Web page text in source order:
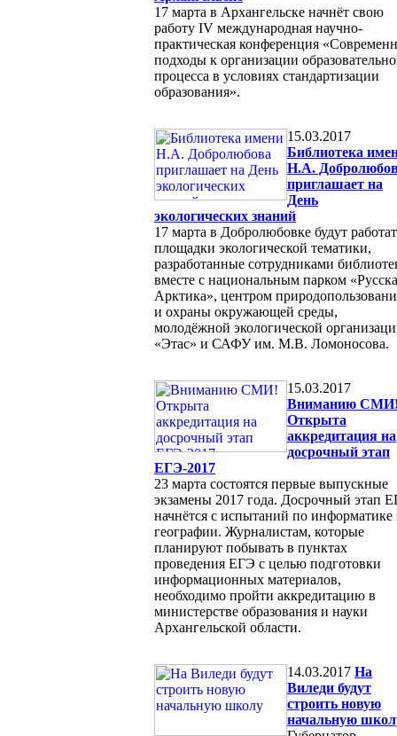
17 марта в Архангельске начнёт свою
работу IV международная научно-
практическая конференция
подходы к организации
процесса в условиях стандартизации
образования».
15.03.2017
Библиотека
Н.А.
приглашает на
День
экологических знаний
17 марта в Добролюбовке будут
площадки экологической тематики,
разработанные сотрудниками
вместе с национальным парком
Арктика», центром
и охраны окружающей среды,
молодёжной экологической
«Этас» и САФУ им. М.В. Ломоносова.
15.03.2017
Вниманию
Открыта
аккредитация на
досрочный этап
ЕГЭ-2017
23 марта состоятся первые выпускные
экзамены 2017 года. Досрочный этап
начнётся с испытаний по информатике
географии. Журналистам, которые
планируют побывать в пунктах
проведения ЕГЭ с целью подготовки
информационных материалов,
необходимо пройти аккредитацию в
министерстве образования и науки
Архангельской области.
14.03.2017 На
Виледи будут
строить новую
начальную